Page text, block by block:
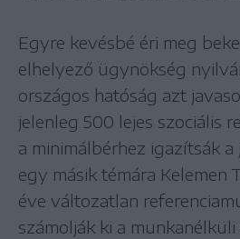
Egyre kevésbé éri meg
elhelyező ügynökség
országos hatóság azt
jelenleg 500 lejes szociális
a minimálbérhez igazítsák
egy másik témára Kelemen
éve változatlan
számolják ki a